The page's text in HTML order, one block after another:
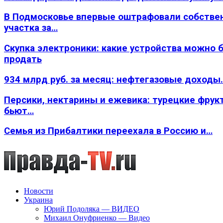
В Подмосковье впервые оштрафовали
участка за…
Скупка электроники: какие устройства можно
продать
934 млрд руб. за месяц: нефтегазовые
Персики, нектарины и ежевика: турецкие
бьют…
Семья из Прибалтики переехала в Россию и…
Новости
Украина
Юрий Подоляка — ВИДЕО
Михаил Онуфриенко — Видео